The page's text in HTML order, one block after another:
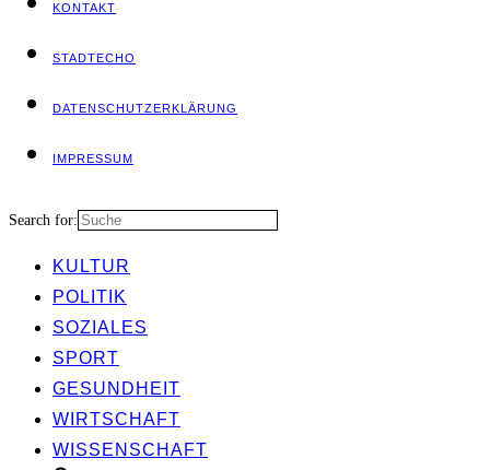
KON­TAKT
STADT­ECHO
DATEN­SCHUTZ­ER­KLÄ­RUNG
IMPRES­SUM
Search for:
KUL­TUR
POLI­TIK
SOZIA­LES
SPORT
GESUND­HEIT
WIRT­SCHAFT
WIS­SEN­SCHAFT